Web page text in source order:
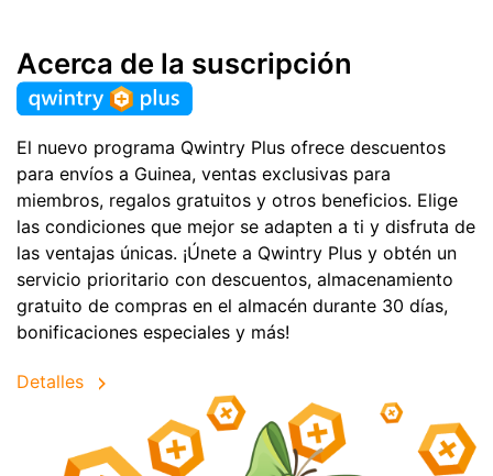
Acerca de la suscripción
El nuevo programa Qwintry Plus ofrece descuentos
para envíos a Guinea, ventas exclusivas para
miembros, regalos gratuitos y otros beneficios. Elige
las condiciones que mejor se adapten a ti y disfruta de
las ventajas únicas. ¡Únete a Qwintry Plus y obtén un
servicio prioritario con descuentos, almacenamiento
gratuito de compras en el almacén durante 30 días,
bonificaciones especiales y más!
Detalles